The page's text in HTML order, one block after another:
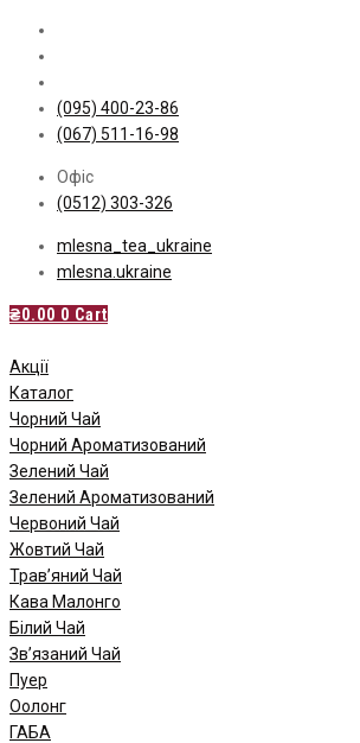
Skip
content
(095) 400-23-86
(067) 511-16-98
Офіс
(0512) 303-326
mlesna_tea_ukraine
mlesna.ukraine
₴0.00 0 Cart
Акції
Каталог
Чорний Чай
Чорний Ароматизований
Зелений Чай
Зелений Ароматизований
Червоний Чай
Жовтий Чай
Трав’яний Чай
Кава Малонго
Білий Чай
Зв’язаний Чай
Пуер
Oолонг
ГАБА